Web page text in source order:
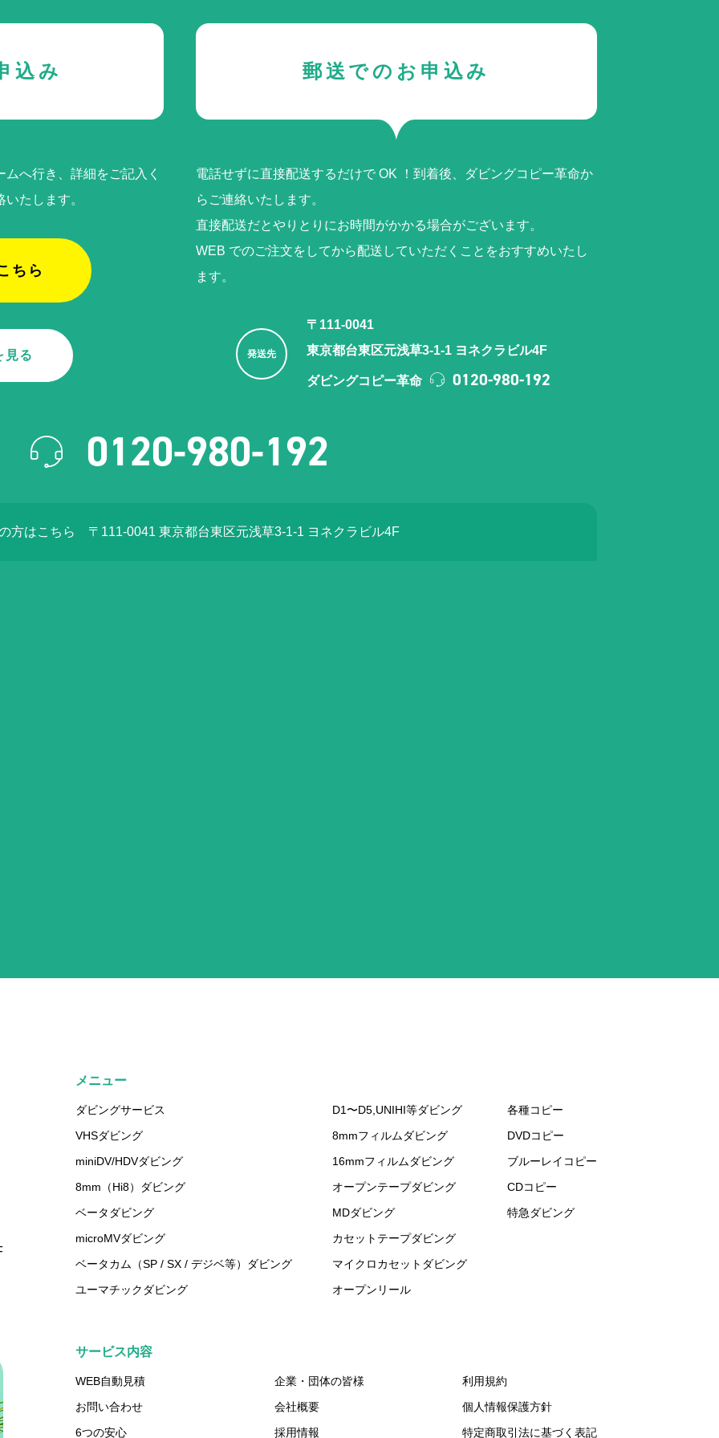
込み
へ行き、詳細をご記入く
たします。
ちら
見る
郵送でのお申込み
電話せずに直接配送するだけで OK ！到着後、ダビングコピー革命か
らご連絡いたします。
直接配送だとやりとりにお時間がかかる場合がございます。
WEB でのご注⽂をしてから配送していただくことをおすすめいたし
ます。
発送先
〒111-0041
東京都台東区元浅草3-1-1 ヨネクラビル4F
ダビングコピー革命 0120-980-192
0120-980-192
方はこちら 〒111-0041 東京都台東区元浅草3-1-1 ヨネクラビル4F
メニュー
ダビングサービス
VHSダビング
miniDV/HDVダビング
8mm（Hi8）ダビング
ベータダビング
microMVダビング
ベータカム（SP / SX / デジベ等）ダビング
ユーマチックダビング
D1〜D5,UNIHI等ダビング
8mmフィルムダビング
16mmフィルムダビング
オープンテープダビング
MDダビング
カセットテープダビング
マイクロカセットダビング
オープンリール
各種コピー
DVDコピー
ブルーレイコピー
CDコピー
特急ダビング
サービス内容
WEB自動見積
お問い合わせ
6つの安心
企業・団体の皆様
会社概要
採用情報
利用規約
個人情報保護方針
特定商取引法に基づく表記